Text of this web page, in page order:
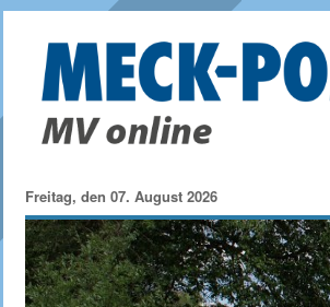
Freitag, den 07. August 2026